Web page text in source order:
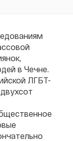
в Чечне.
ЛГБТ-